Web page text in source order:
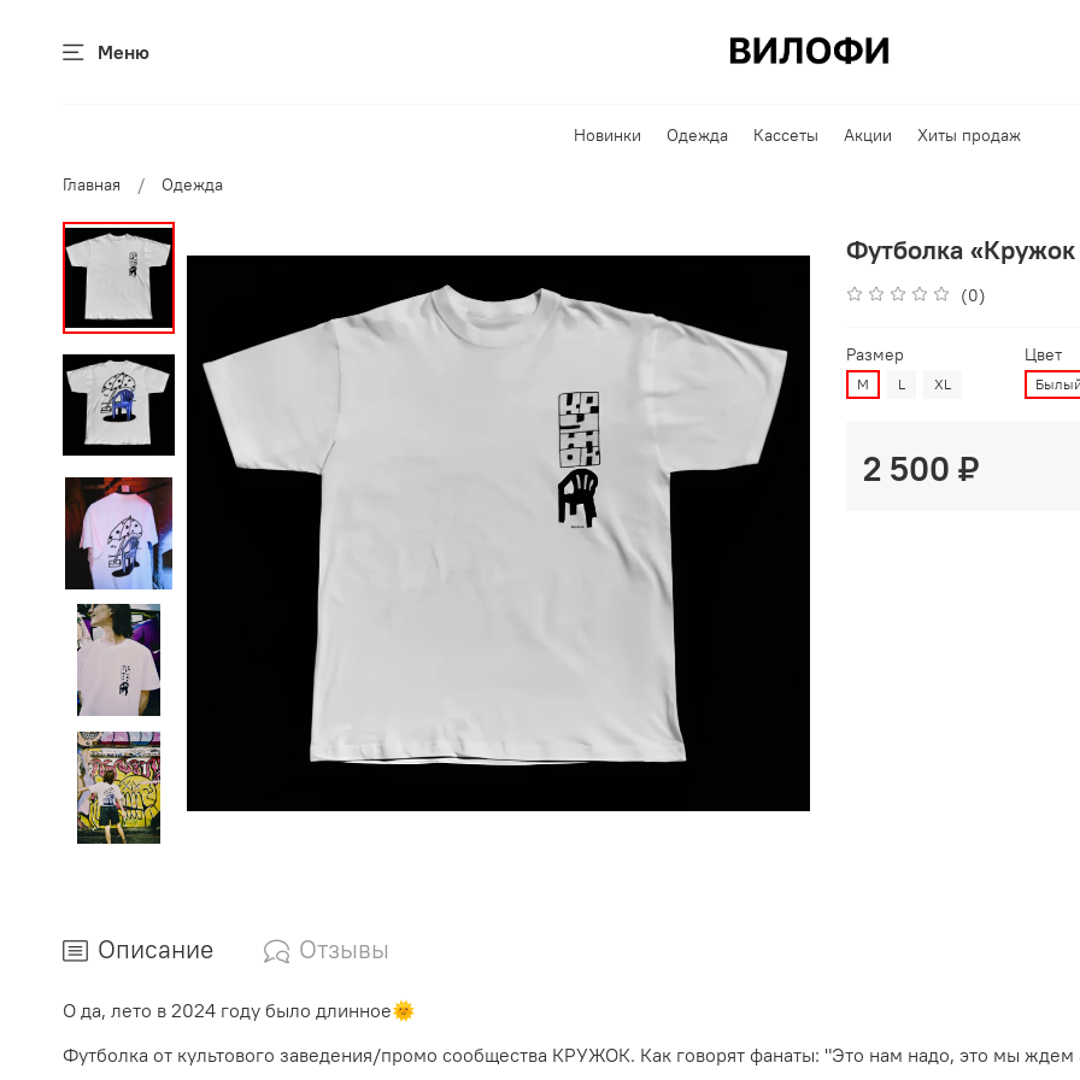
Меню
Новинки Одежда Кассеты Акции Хиты продаж
Главная Одежда
Футболка «Кружок
(0)
Размер
M L XL
Цвет
2 500 ₽
Описание Отзывы
О да, лето в 2024 году было длинное🌞
Футболка от культового заведения/промо сообщества КРУЖОК. Как говорят фанаты: "Это нам надо, это мы ждем